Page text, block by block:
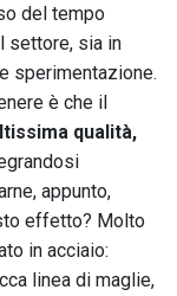
del tempo
settore, sia in
sperimentazione.
è che il
qualità,
appunto,
effetto? Molto
in acciaio:
linea di maglie,